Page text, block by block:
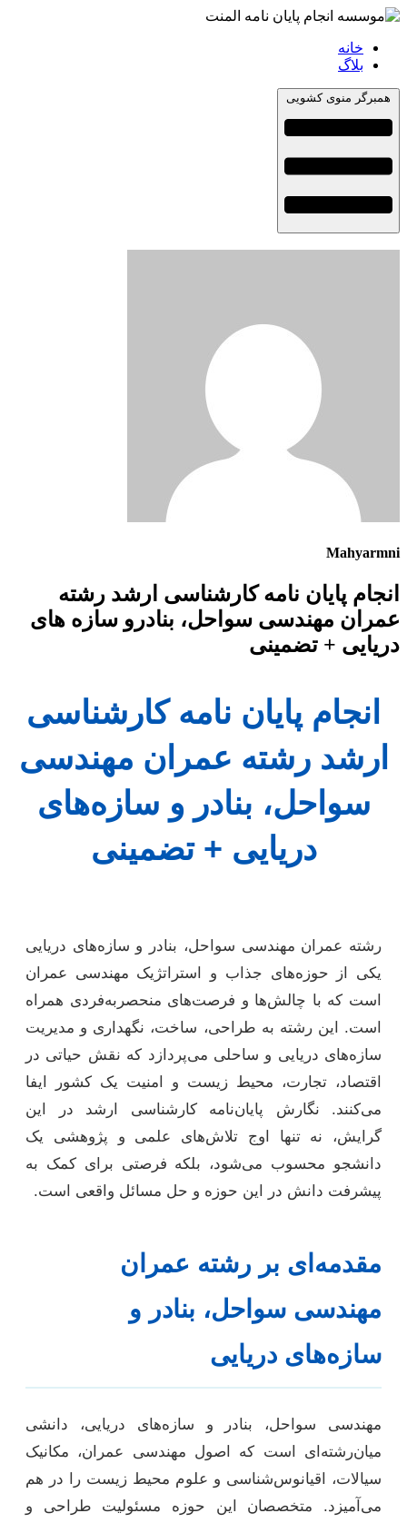
خانه
بلاگ
همبرگر منوی کشویی
Mahyarmni
انجام پایان نامه کارشناسی ارشد رشته
عمران مهندسی سواحل، بنادرو سازه های
دریایی + تضمینی
انجام پایان نامه کارشناسی
ارشد رشته عمران مهندسی
سواحل، بنادر و سازه‌های
دریایی + تضمینی
رشته عمران مهندسی سواحل، بنادر و سازه‌های دریایی
یکی از حوزه‌های جذاب و استراتژیک مهندسی عمران
است که با چالش‌ها و فرصت‌های منحصربه‌فردی همراه
است. این رشته به طراحی، ساخت، نگهداری و مدیریت
سازه‌های دریایی و ساحلی می‌پردازد که نقش حیاتی در
اقتصاد، تجارت، محیط زیست و امنیت یک کشور ایفا
می‌کنند. نگارش پایان‌نامه کارشناسی ارشد در این
گرایش، نه تنها اوج تلاش‌های علمی و پژوهشی یک
دانشجو محسوب می‌شود، بلکه فرصتی برای کمک به
پیشرفت دانش در این حوزه و حل مسائل واقعی است.
مقدمه‌ای بر رشته عمران
مهندسی سواحل، بنادر و
سازه‌های دریایی
مهندسی سواحل، بنادر و سازه‌های دریایی، دانشی
میان‌رشته‌ای است که اصول مهندسی عمران، مکانیک
سیالات، اقیانوس‌شناسی و علوم محیط زیست را در هم
می‌آمیزد. متخصصان این حوزه مسئولیت طراحی و